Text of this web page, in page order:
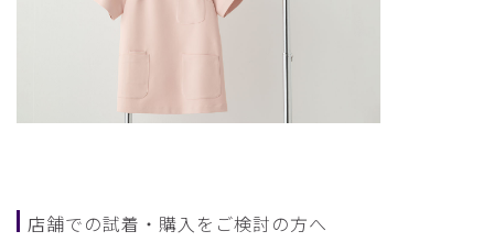
店舗での試着・購入をご検討の方へ